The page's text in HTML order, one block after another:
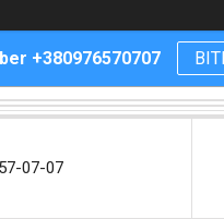
+380976570707
07-07